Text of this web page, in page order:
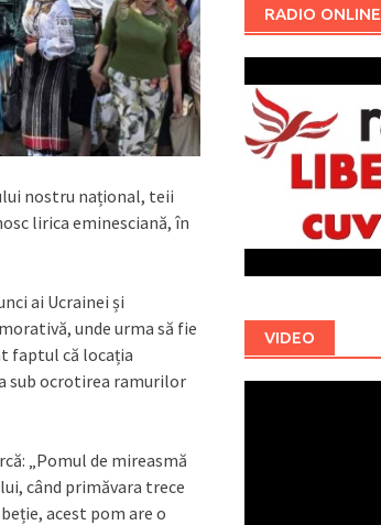
nostru național, teii
lirica eminesciană, în
ai Ucrainei și
unde urma să fie
faptul că locația
sub ocrotirea ramurilor
„Pomul de mireasmă
când primăvara trece
acest pom are o
RADIO ONLINE
VIDEO